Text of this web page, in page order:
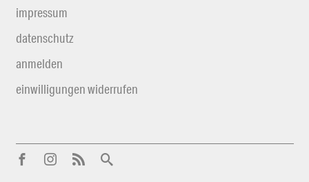
impressum
datenschutz
anmelden
einwilligungen widerrufen